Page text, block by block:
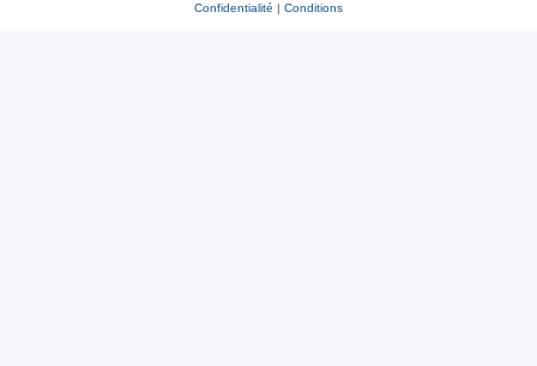
Confidentialité | Conditions